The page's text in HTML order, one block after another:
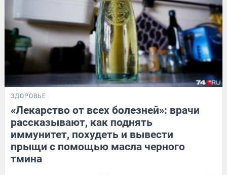
ЗДОРОВЬЕ
«Лекарство от всех болезней»: врачи
рассказывают, как поднять
иммунитет, похудеть и вывести
прыщи с помощью масла черного
тмина